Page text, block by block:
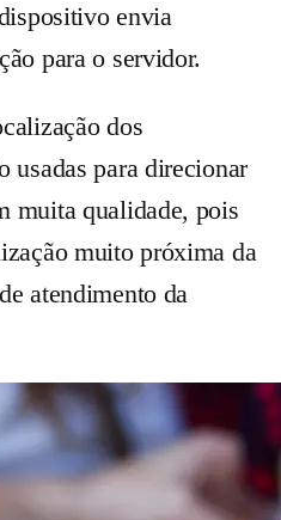
envia
para o servidor.
dos
usadas para direcionar
muita qualidade, pois
muito próxima da
atendimento da